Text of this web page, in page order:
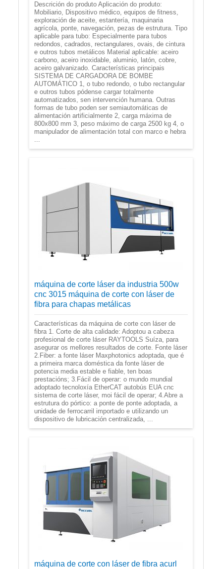
Descrición do produto Aplicación do produto:
Mobiliario, Dispositivo médico, equipos de fitness,
exploración de aceite, estantería, maquinaria
agrícola, ponte, navegación, pezas de estrutura. Tipo
aplicable para tubo: Especialmente para tubos
redondos, cadrados, rectangulares, ovais, de cintura
e outros tubos metálicos Material aplicable: aceiro
carbono, aceiro inoxidable, aluminio, latón, cobre,
aceiro galvanizado. Características principais
SISTEMA DE CARGADORA DE BOMBE
AUTOMÁTICO 1, o tubo redondo, o tubo rectangular
e outros tubos pódense cargar totalmente
automatizados, sen intervención humana. Outras
formas de tubo poden ser semiautomáticas de
alimentación artificialmente 2, carga máxima de
800x800 mm 3, peso máximo de carga 2500 kg 4, o
manipulador de alimentación total con marco e hebra
...
máquina de corte láser da industria 500w
cnc 3015 máquina de corte con láser de
fibra para chapas metálicas
Características da máquina de corte con láser de
fibra 1. Corte de alta calidade: Adoptou a cabeza
profesional de corte láser RAYTOOLS Suíza, para
asegurar os mellores resultados de corte. Fonte láser
2.Fiber: a fonte láser Maxphotonics adoptada, que é
a primeira marca doméstica da fonte láser de
potencia media estable e fiable, ten boas
prestacións; 3.Fácil de operar: o mundo mundial
adoptado tecnoloxía EtherCAT autobús EUA cnc
sistema de corte láser, moi fácil de operar; 4.Abre a
estrutura do pórtico: a ponte de ponte adoptada, a
unidade de ferrocarril importado e utilizando un
dispositivo de lubricación centralizada, ...
máquina de corte con láser de fibra acurl